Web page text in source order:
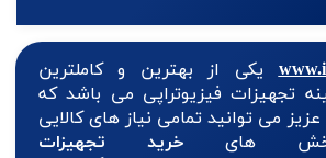
یکی از بهترین و کاملترین
تجهیزات فیزیوتراپی می باشد که
می توانید تمامی نیاز های کالایی
های خرید تجهیزات